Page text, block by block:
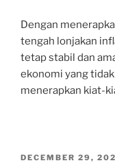
Dengan
tengah lonjakan
tetap stabil dan
ekonomi yang
menerapkan kiat-
POSTED
DECEMBER 29,